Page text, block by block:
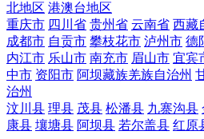
北地区 港澳台地区
重庆市 四川省 贵州省 云南省 西藏
成都市 自贡市 攀枝花市 泸州市 德
内江市 乐山市 南充市 眉山市 宜宾
中市 资阳市 阿坝藏族羌族自治州
治州
汶川县 理县 茂县 松潘县 九寨沟县
康县 壤塘县 阿坝县 若尔盖县 红原